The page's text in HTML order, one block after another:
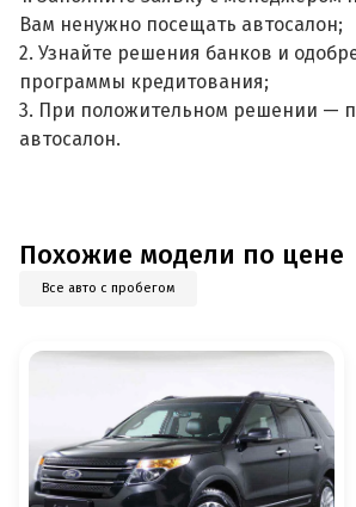
Вам ненужно посещать автосалон;
2. Узнайте решения банков и
программы кредитования;
3. При положительном решении —
автосалон.
Похожие модели по цене
Все авто с пробегом